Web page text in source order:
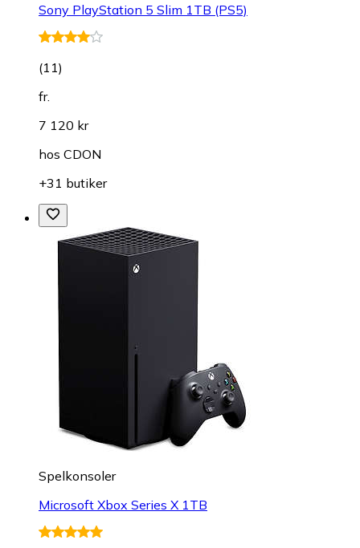
Sony PlayStation 5 Slim 1TB (PS5)
(11)
fr.
7 120 kr
hos CDON
+31 butiker
Spelkonsoler
Microsoft Xbox Series X 1TB